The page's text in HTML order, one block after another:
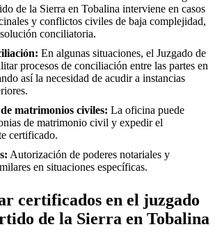
de la Sierra en Tobalina interviene en casos
y conflictos civiles de baja complejidad,
conciliatoria.
En algunas situaciones, el Juzgado de
procesos de conciliación entre las partes en
así la necesidad de acudir a instancias
matrimonios civiles: La oficina puede
de matrimonio civil y expedir el
certificado.
Autorización de poderes notariales y
en situaciones específicas.
certificados en el juzgado
de la Sierra en Tobalina